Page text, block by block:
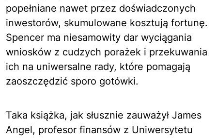
popełniane nawet przez doświadczonych
inwestorów, skumulowane kosztują fortunę.
Spencer ma niesamowity dar wyciągania
wniosków z cudzych porażek i przekuwania
ich na uniwersalne rady, które pomagają
zaoszczędzić sporo gotówki.
Taka książka, jak słusznie zauważył James
Angel, profesor finansów z Uniwersytetu